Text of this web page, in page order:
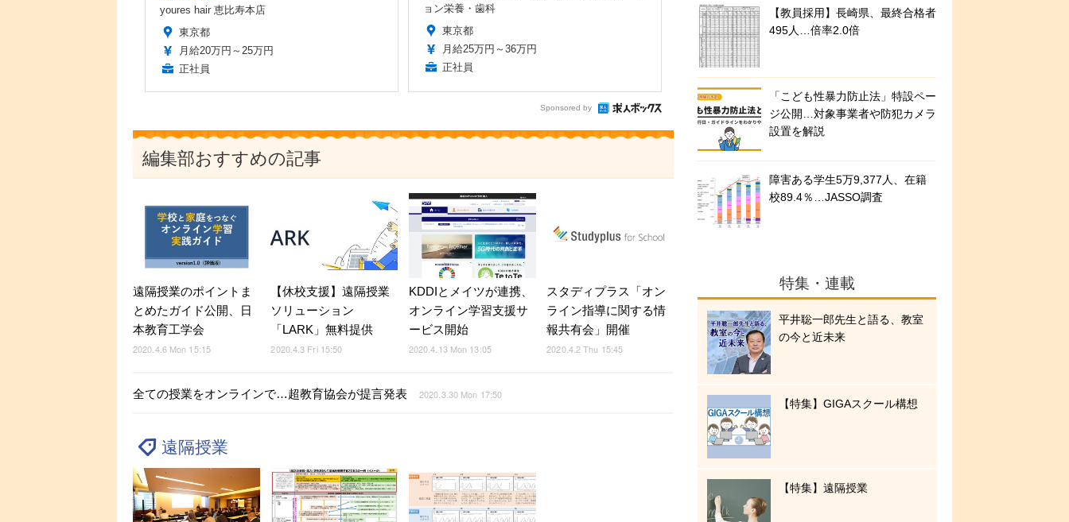
youres hair 恵比寿本店
東京都
月給20万円～25万円
正社員
ョン栄養・歯科
東京都
月給25万円～36万円
正社員
Sponsored by
編集部おすすめの記事
遠隔授業のポイントま
とめたガイド公開、日
本教育工学会
2020.4.6 Mon 15:15
【休校支援】遠隔授業
ソリューション
「LARK」無料提供
2020.4.3 Fri 15:50
KDDIとメイツが連携、
オンライン学習支援サ
ービス開始
2020.4.13 Mon 13:05
スタディプラス「オン
ライン指導に関する情
報共有会」開催
2020.4.2 Thu 15:45
全ての授業をオンラインで…超教育協会が提言発表 2020.3.30 Mon 17:50
遠隔授業
【教員採用】長崎県、最終合格者
495人…倍率2.0倍
「こども性暴力防止法」特設ペー
ジ公開…対象事業者や防犯カメラ
設置を解説
障害ある学生5万9,377人、在籍
校89.4％…JASSO調査
特集・連載
平井聡一郎先生と語る、教室
の今と近未来
【特集】GIGAスクール構想
【特集】遠隔授業